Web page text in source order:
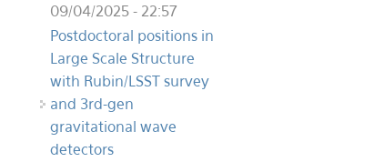
09/04/2025 - 22:57
Postdoctoral positions in
Large Scale Structure
with Rubin/LSST survey
and 3rd-gen
gravitational wave
detectors